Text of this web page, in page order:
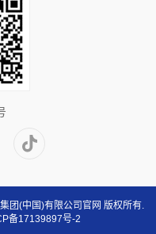
团(中国)有限公司官网 版权所有.
备17139897号-2